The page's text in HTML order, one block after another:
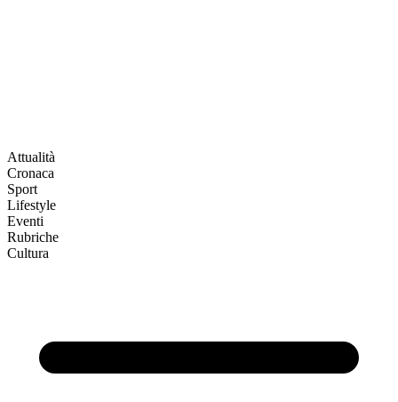
Attualità
Cronaca
Sport
Lifestyle
Eventi
Rubriche
Cultura